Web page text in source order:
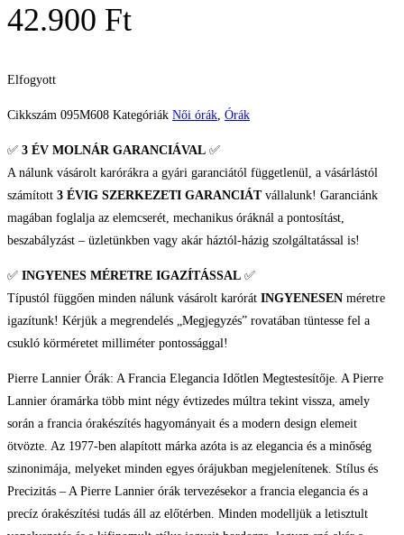
42.900 Ft
Elfogyott
Cikkszám 095M608 Kategóriák Női órák, Órák
✅ 3 ÉV MOLNÁR GARANCIÁVAL ✅
A nálunk vásárolt karórákra a gyári garanciától függetlenül, a vásárlástól
számított 3 ÉVIG SZERKEZETI GARANCIÁTvállalunk! Garanciánk
magában foglalja az elemcserét, mechanikus óráknál a pontosítást,
beszabályzást – üzletünkben vagy akár háztól-házig szolgáltatással is!
✅ INGYENES MÉRETRE IGAZÍTÁSSAL ✅
Típustól függően minden nálunk vásárolt karórát INGYENESEN méretre
igazítunk! Kérjük a megrendelés „Megjegyzés” rovatában tüntesse fel a
csukló körméretet milliméter pontossággal!
Pierre Lannier Órák: A Francia Elegancia Időtlen Megtestesítője. A Pierre
Lannier óramárka több mint négy évtizedes múltra tekint vissza, amely
során a francia órakészítés hagyományait és a modern design elemeit
ötvözte. Az 1977-ben alapított márka azóta is az elegancia és a minőség
szinonimája, melyeket minden egyes órájukban megjelenítenek. Stílus és
Precizitás – A Pierre Lannier órák tervezésekor a francia elegancia és a
precíz órakészítési tudás áll az előtérben. Minden modelljük a letisztult